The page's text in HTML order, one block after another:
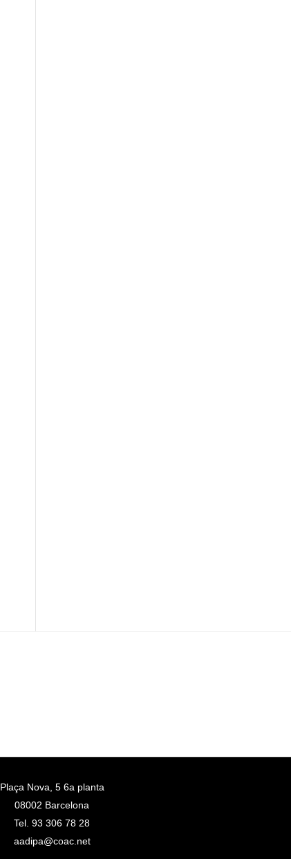
Plaça Nova, 5 6a planta
08002 Barcelona
Tel. 93 306 78 28
aadipa@coac.net